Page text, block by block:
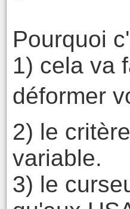
Pourquoi
1) cela va
déformer
2) le
variable.
3) le